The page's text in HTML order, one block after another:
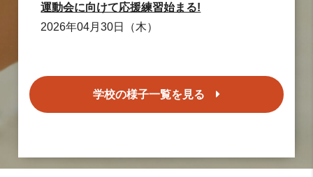
運動会に向けて応援練習始まる!
2026年04月30日（木）
学校の様子一覧を見る